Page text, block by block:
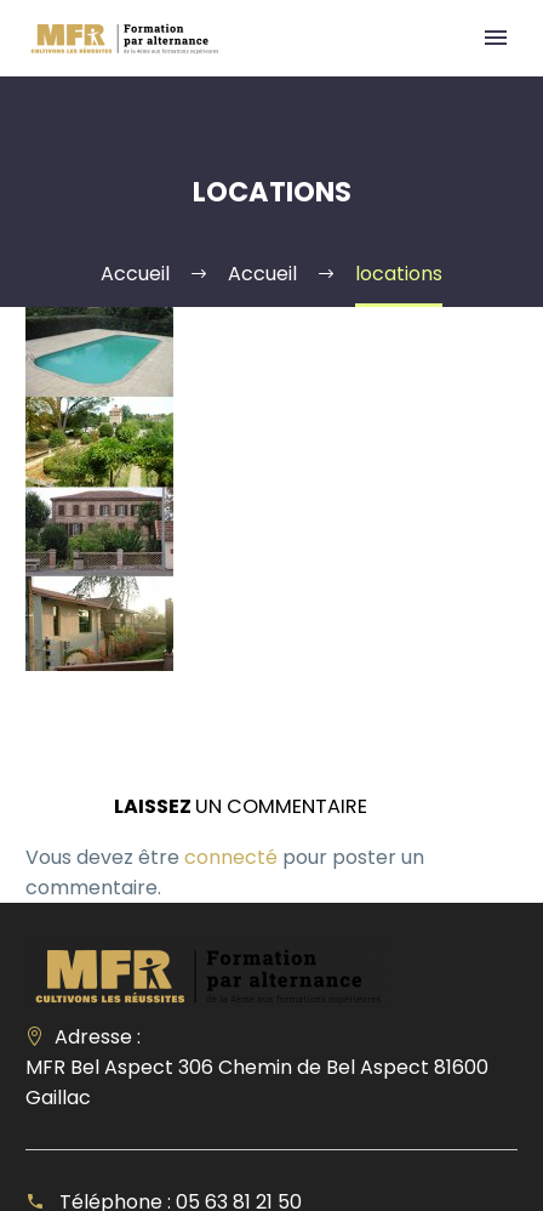
LOCATIONS
Accueil Accueil locations
LAISSEZ UN COMMENTAIRE
Vous devez être connecté pour poster un
commentaire.
Adresse :
MFR Bel Aspect 306 Chemin de Bel Aspect 81600
Gaillac
Téléphone : 05 63 81 21 50